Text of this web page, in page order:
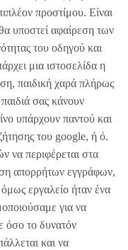
προστίμου. Είναι
υποστεί αφαίρεση των
του οδηγού και
μια ιστοσελίδα η
παιδική χαρά πλήρως
σας κάνουν
υπάρχουν παντού και
του google, ή ό.
να περιφέρεται στα
απορρήτων εγγράφων,
εργαλείο ήταν ένα
για να
όσο το δυνατόν
και να